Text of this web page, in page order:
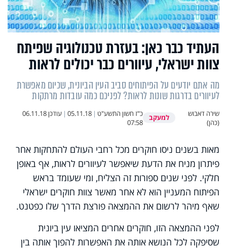
העתיד כבר כאן: בעזרת טכנולוגיה שפיתח
צוות ישראלי, עיוורים כבר יכולים לראות
מה אתם יודעים על הפיתוחים סביב העין הביונית, שכיום מאפשרת
לעיוורים בדרגות שונות לראות? לפניכם כמה עובדות מרתקות
שירה דאבוש
(כהן)
למעקב כ"ז חשון התשע"ט |
05.11.18
| עודכן06.11.18
07:58
מאות בשנים ניסו חוקרים מכל רחבי העולם להתחקות אחר
פיתרון מניח את הדעת שיאפשר לעיוורים לראות, אף באופן
חלקי. לפני שנים ספורות זה הצליח, ומי שעומד בראש
הפיתוח המעניין הוא לא אחר מאשר צוות חוקרים ישראלי
שאף מיהר לרשום את ההמצאה פורצת הדרך שלו כפטנט.
לפני ההמצאה הזו, חוקרים אחרים המציאו עין ביונית
שסיפקה לכל הנושא אותה את האפשרות להפוך אותה בין